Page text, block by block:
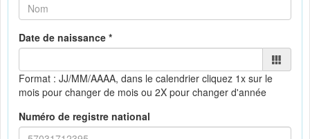
Date de naissance *
Format : JJ/MM/AAAA, dans le calendrier cliquez 1x sur le
mois pour changer de mois ou 2X pour changer d'année
Numéro de registre national